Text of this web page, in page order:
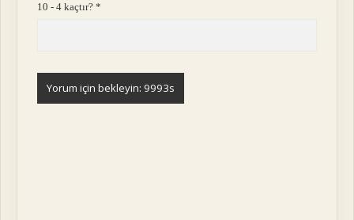
10 - 4 kaçtır?*